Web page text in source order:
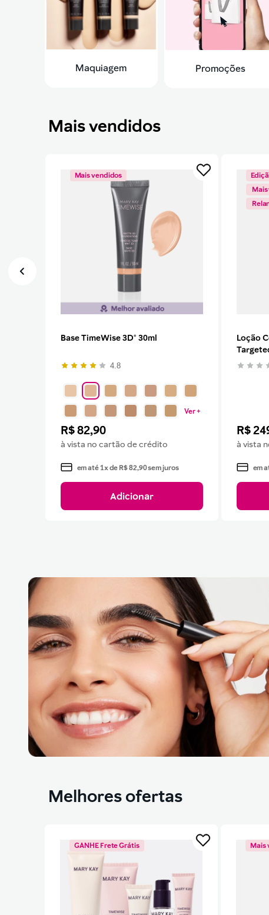
Maquiagem Promoções
Mais vendidos
Mais vendidos
Base TimeWise 3D® 30ml
4.8
Ver +
R$82,90
à vista no cartão de crédito
em até1x de R$82,90sem juros
Adicionar
Loção
R$
à vista
em
Melhores ofertas
GANHE Frete Grátis Mais